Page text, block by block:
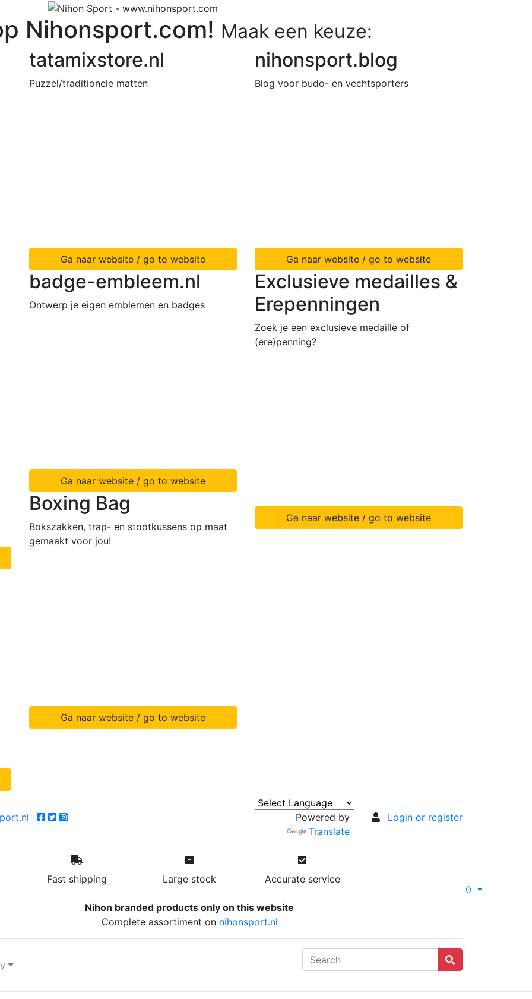
Nihonsport.com! Maak een keuze:
tatamixstore.nl
Puzzel/traditionele matten
Ga naar website / go to website
badge-embleem.nl
Ontwerp je eigen emblemen en badges
Ga naar website / go to website
Boxing Bag
Bokszakken, trap- en stootkussens op maat
gemaakt voor jou!
Ga naar website / go to website
nihonsport.blog
Blog voor budo- en vechtsporters
Ga naar website / go to website
Exclusieve medailles &
Erepenningen
Zoek je een exclusieve medaille of
(ere)penning?
Ga naar website / go to website
Powered by
Translate
Login or register
Fast shipping Large stock Accurate service
Nihon branded products only on this website
Complete assortiment on nihonsport.nl
0